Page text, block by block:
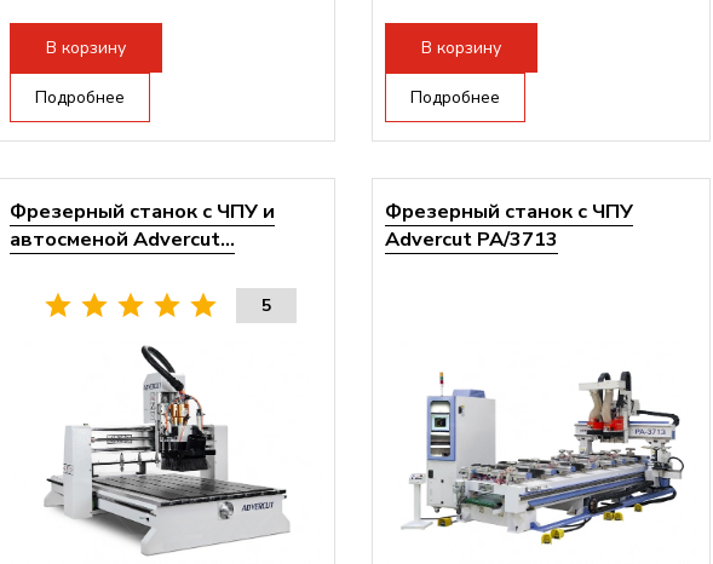
В корзину
Подробнее
стандартно:Вакуумный стол
Цанговый патрон:ER32
Мощность шпинделя:
В корзину
Подробнее
Фрезерный станок с ЧПУ и
автосменой Advercut...
5
Фрезерный станок с ЧПУ
Advercut PA/3713